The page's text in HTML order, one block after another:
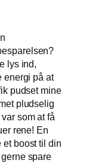
lys ind,
energi på at
pudset mine
pludselig
som at få
rene! En
boost til din
spare